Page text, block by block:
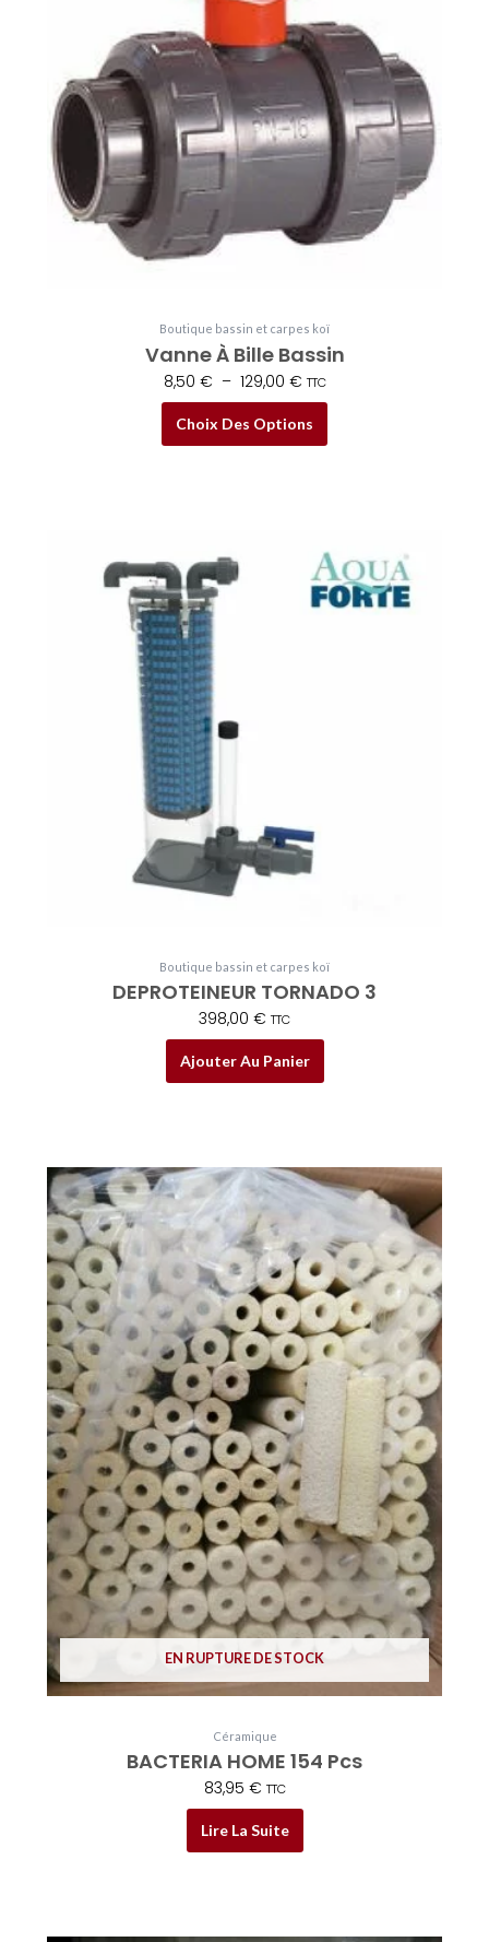
Boutique bassin et carpes koï
Vanne À Bille Bassin
8,50 € – 129,00 €
129,00 €
TTC
Choix Des Options
Les
options
peuvent
être
choisies
sur
la
page
Boutique bassin et carpes koï
DEPROTEINEUR TORNADO 3
398,00 € TTC
Ajouter Au Panier
EN RUPTURE DE STOCK
Céramique
BACTERIA HOME 154 Pcs
83,95 € TTC
Lire La Suite